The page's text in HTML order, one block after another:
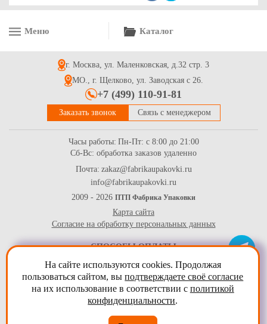
Меню Каталог
г. Москва, ул. Маленковская, д.32 стр. 3
МО., г. Щелково, ул. Заводская с 26.
+7 (499) 110-91-81
Заказать звонок Связь с менеджером
Часы работы: Пн-Пт: с 8:00 до 21:00
Сб-Вс: обработка заказов удаленно
Почта: zakaz@fabrikaupakovki.ru
info@fabrikaupakovki.ru
2009 - 2026 ПТП Фабрика Упаковки
Карта сайта
Согласие на обработку персональных данных
СПОСОБЫ ОПЛАТЫ
На сайте используются cookies. Продолжая
пользоваться сайтом, выподтверждаете своё согласие
на их использование в соответствии с политикой
конфиденциальности.